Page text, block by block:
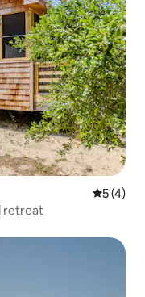
5 (4)
retreat